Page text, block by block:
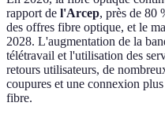
rapport de l'Arcep, près de 80
des offres fibre optique, et le
2028. L'augmentation de la
télétravail et l'utilisation des
retours utilisateurs, de
coupures et une connexion
fibre.